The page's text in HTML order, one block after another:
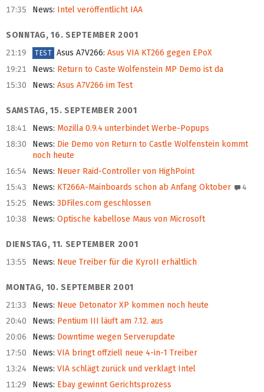
17:35
News: Intel veröffentlicht IAA
SONNTAG, 16. SEPTEMBER 2001
21:19
TEST Asus A7V266: Asus VIA KT266 gegen EPoX
19:21
News: Return to Caste Wolfenstein MP Demo ist da
15:30
News: Asus A7V266 im Test
SAMSTAG, 15. SEPTEMBER 2001
18:41
News: Mozilla 0.9.4 unterbindet Werbe-Popups
18:30
News: Die Demo von Return to Castle Wolfenstein kommt
noch heute
16:54
News: Neuer Raid-Controller von HighPoint
15:43
News: KT266A-Mainboards schon ab Anfang Oktober 4
15:25 News: 3DFiles.com geschlossen
10:38
News: Optische kabellose Maus von Microsoft
DIENSTAG, 11. SEPTEMBER 2001
13:55
News: Neue Treiber für die KyroII erhältlich
MONTAG, 10. SEPTEMBER 2001
21:33
News: Neue Detonator XP kommen noch heute
20:40
News: Pentium III läuft am 7.12. aus
20:06
News: Downtime wegen Serverupdate
17:50
News: VIA bringt offziell neue 4-in-1 Treiber
13:24
News: VIA schlägt zurück und verklagt Intel
11:29
News: Ebay gewinnt Gerichtsprozess